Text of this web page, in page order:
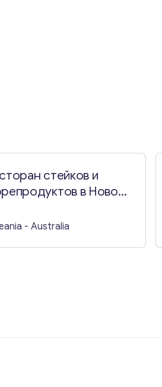
стейков и
в Новом
- Australia